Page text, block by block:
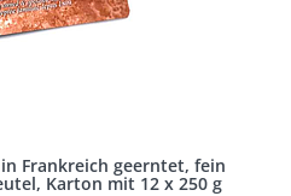
Frankreich geerntet, fein
Karton mit 12 x 250 g